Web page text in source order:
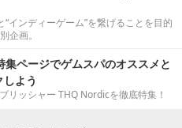
“インディーゲーム”を繋げることを目的
企画。
ページでゲムスパのオススメと
よう
リッシャー THQ Nordicを徹底特集！